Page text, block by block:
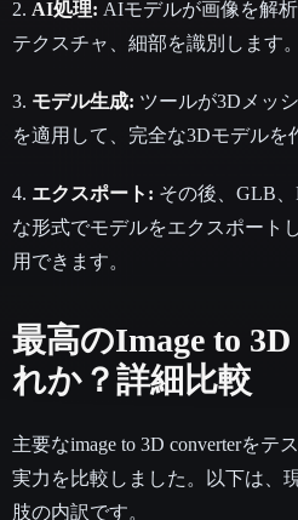
2. AI処理: AIモデルが画像を解
テクスチャ、細部を識別します。
3. モデル生成: ツールが3Dメッ
を適用して、完全な3Dモデルを
4. エクスポート: その後、GLB
な形式でモデルをエクスポート
用できます。
最高のImage to
れか？詳細比較
主要なimage to 3D converterをテ
実力を比較しました。以下は、
肢の内訳です。